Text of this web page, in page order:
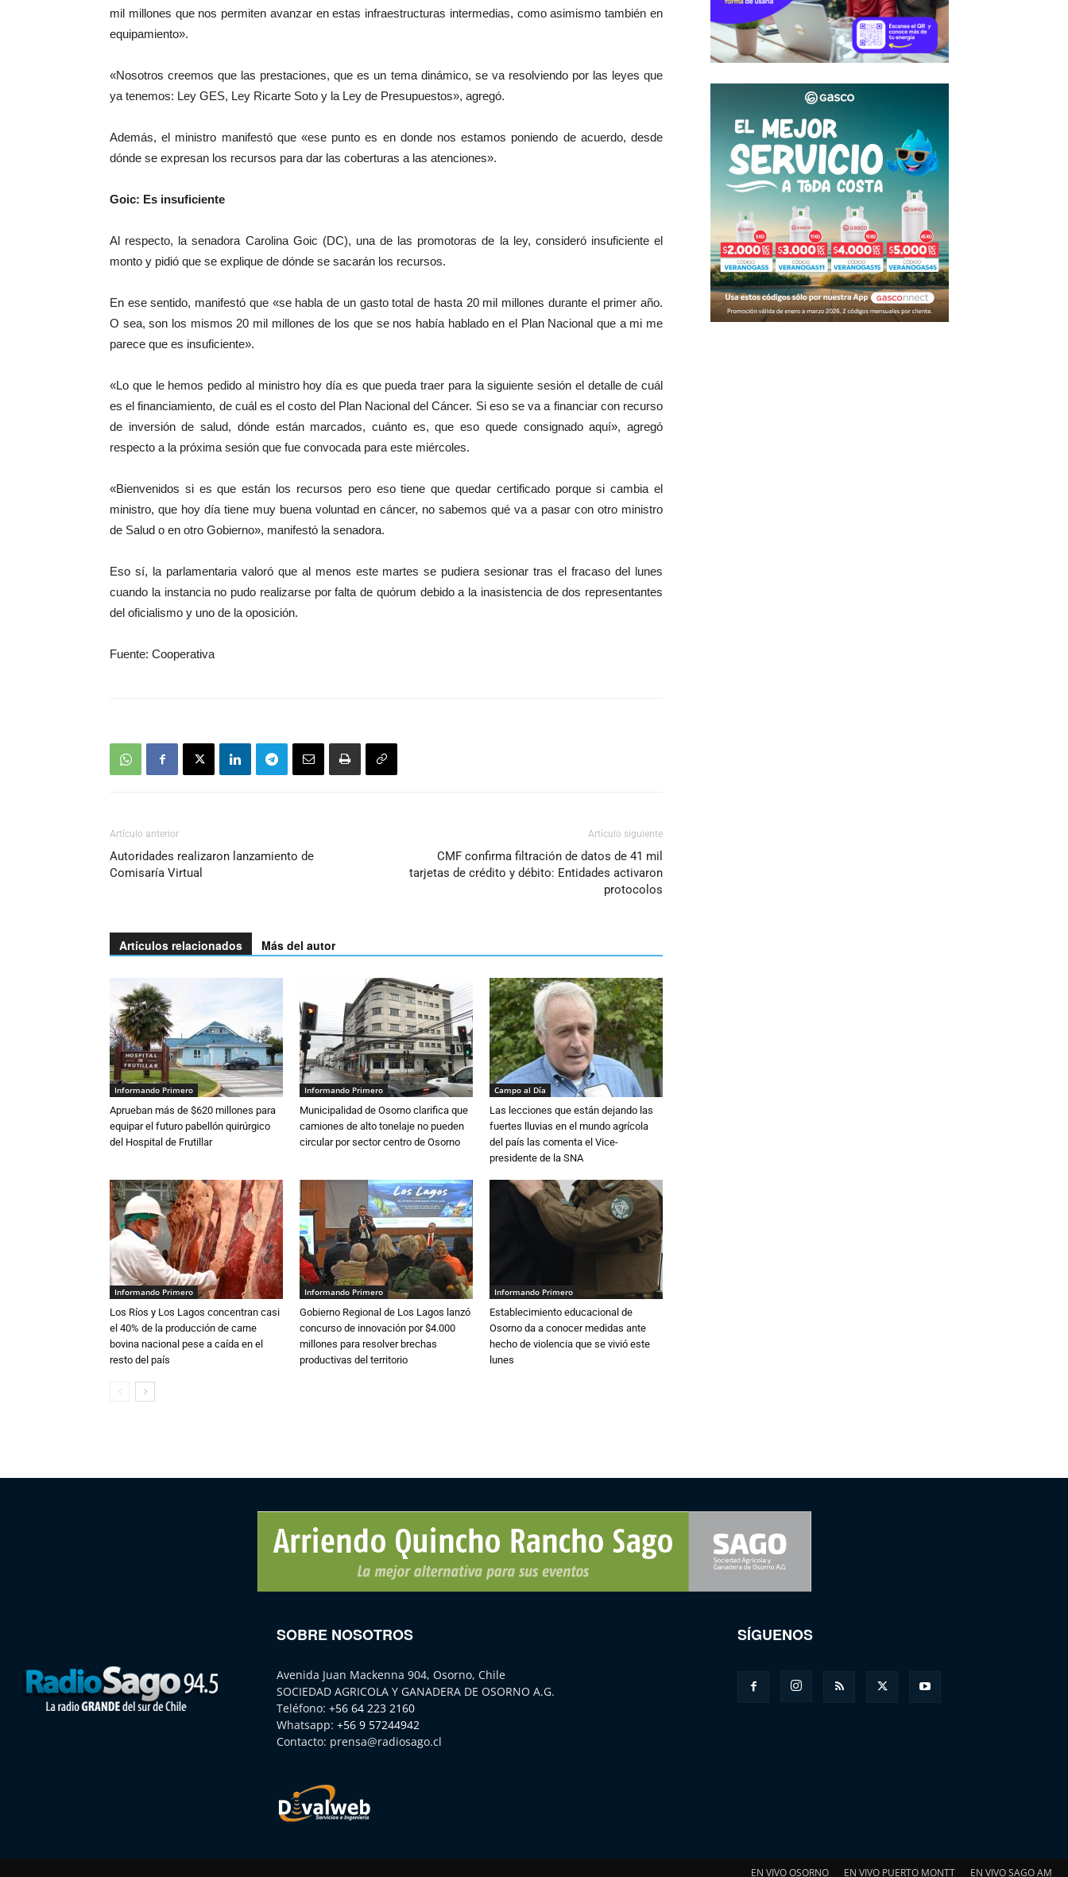
mil millones que nos permiten avanzar en estas infraestructuras intermedias, como asimismo también en
equipamiento».
«Nosotros creemos que las prestaciones, que es un tema dinámico, se va resolviendo por las leyes que
ya tenemos: Ley GES, Ley Ricarte Soto y la Ley de Presupuestos», agregó.
Además, el ministro manifestó que «ese punto es en donde nos estamos poniendo de acuerdo, desde
dónde se expresan los recursos para dar las coberturas a las atenciones».
Goic: Es insuficiente
Al respecto, la senadora Carolina Goic (DC), una de las promotoras de la ley, consideró insuficiente el
monto y pidió que se explique de dónde se sacarán los recursos.
En ese sentido, manifestó que «se habla de un gasto total de hasta 20 mil millones durante el primer año.
O sea, son los mismos 20 mil millones de los que se nos había hablado en el Plan Nacional que a mi me
parece que es insuficiente».
«Lo que le hemos pedido al ministro hoy día es que pueda traer para la siguiente sesión el detalle de cuál
es el financiamiento, de cuál es el costo del Plan Nacional del Cáncer. Si eso se va a financiar con recurso
de inversión de salud, dónde están marcados, cuánto es, que eso quede consignado aquí», agregó
respecto a la próxima sesión que fue convocada para este miércoles.
«Bienvenidos si es que están los recursos pero eso tiene que quedar certificado porque si cambia el
ministro, que hoy día tiene muy buena voluntad en cáncer, no sabemos qué va a pasar con otro ministro
de Salud o en otro Gobierno», manifestó la senadora.
Eso sí, la parlamentaria valoró que al menos este martes se pudiera sesionar tras el fracaso del lunes
cuando la instancia no pudo realizarse por falta de quórum debido a la inasistencia de dos representantes
del oficialismo y uno de la oposición.
Fuente: Cooperativa
Artículo anterior
Autoridades realizaron lanzamiento de
Comisaría Virtual
Artículo siguiente
CMF confirma filtración de datos de 41 mil
tarjetas de crédito y débito: Entidades activaron
protocolos
Artículos relacionados Más del autor
Informando Primero
Aprueban más de $620 millones para
equipar el futuro pabellón quirúrgico
del Hospital de Frutillar
Informando Primero
Municipalidad de Osorno clarifica que
camiones de alto tonelaje no pueden
circular por sector centro de Osorno
Campo al Día
Las lecciones que están dejando las
fuertes lluvias en el mundo agrícola
del país las comenta el Vice-
presidente de la SNA
Informando Primero
Los Ríos y Los Lagos concentran casi
el 40% de la producción de carne
bovina nacional pese a caída en el
resto del país
Informando Primero
Gobierno Regional de Los Lagos lanzó
concurso de innovación por $4.000
millones para resolver brechas
productivas del territorio
Informando Primero
Establecimiento educacional de
Osorno da a conocer medidas ante
hecho de violencia que se vivió este
lunes
SOBRE NOSOTROS
Avenida Juan Mackenna 904, Osorno, Chile
SOCIEDAD AGRICOLA Y GANADERA DE OSORNO A.G.
Teléfono: +56 64 223 2160
Whatsapp: +56 9 57244942
Contacto: prensa@radiosago.cl
SÍGUENOS
EN VIVO OSORNO EN VIVO PUERTO MONTT EN VIVO SAGO AM